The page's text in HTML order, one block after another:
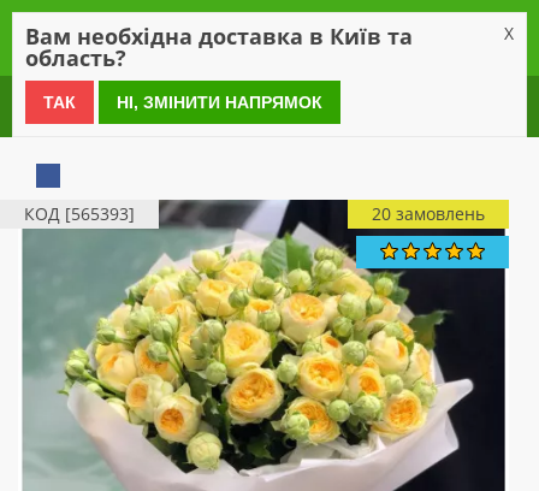
0 800 21 54 55
КОД [565393] 20 замовлень
Вам необхідна доставка в Київ та
область?
X
ТАК НІ, ЗМІНИТИ НАПРЯМОК